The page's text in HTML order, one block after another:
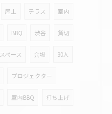
屋上 テラス 室内
BBQ 渋谷 貸切
スペース 会場 30人
プロジェクター
室内BBQ 打ち上げ